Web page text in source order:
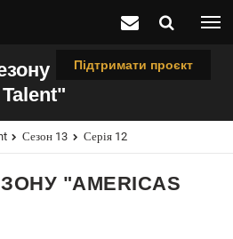
Підтримати проєкт
"Americas Got
Talent"
Сезон 13 Серія 12
"AMERICAS